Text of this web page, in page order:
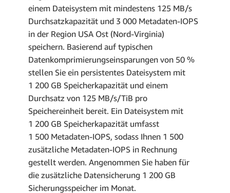
einem Dateisystem mit mindestens 125 MB/s
Durchsatzkapazität und 3 000 Metadaten-IOPS
in der Region USA Ost (Nord-Virginia)
speichern. Basierend auf typischen
Datenkomprimierungseinsparungen von 50 %
stellen Sie ein persistentes Dateisystem mit
1 200 GB Speicherkapazität und einem
Durchsatz von 125 MB/s/TiB pro
Speichereinheit bereit. Ein Dateisystem mit
1 200 GB Speicherkapazität umfasst
1 500 Metadaten-IOPS, sodass Ihnen 1 500
zusätzliche Metadaten-IOPS in Rechnung
gestellt werden. Angenommen Sie haben für
die zusätzliche Datensicherung 1 200 GB
Sicherungsspeicher im Monat.